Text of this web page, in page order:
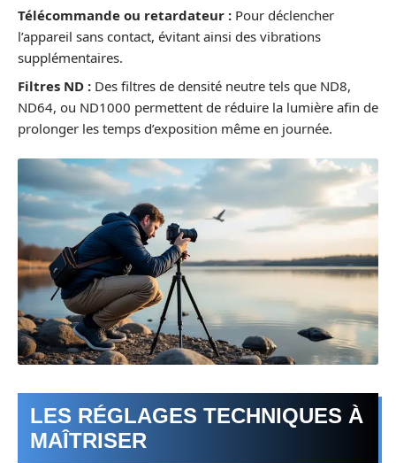
Télécommande ou retardateur : Pour déclencher
l’appareil sans contact, évitant ainsi des vibrations
supplémentaires.
Filtres ND : Des filtres de densité neutre tels que ND8,
ND64, ou ND1000 permettent de réduire la lumière afin de
prolonger les temps d’exposition même en journée.
LES RÉGLAGES TECHNIQUES À
MAÎTRISER